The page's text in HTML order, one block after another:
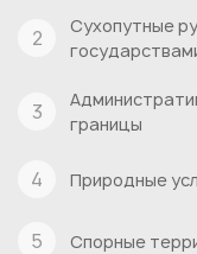
Сухопутные
границы
Природные
Спорные